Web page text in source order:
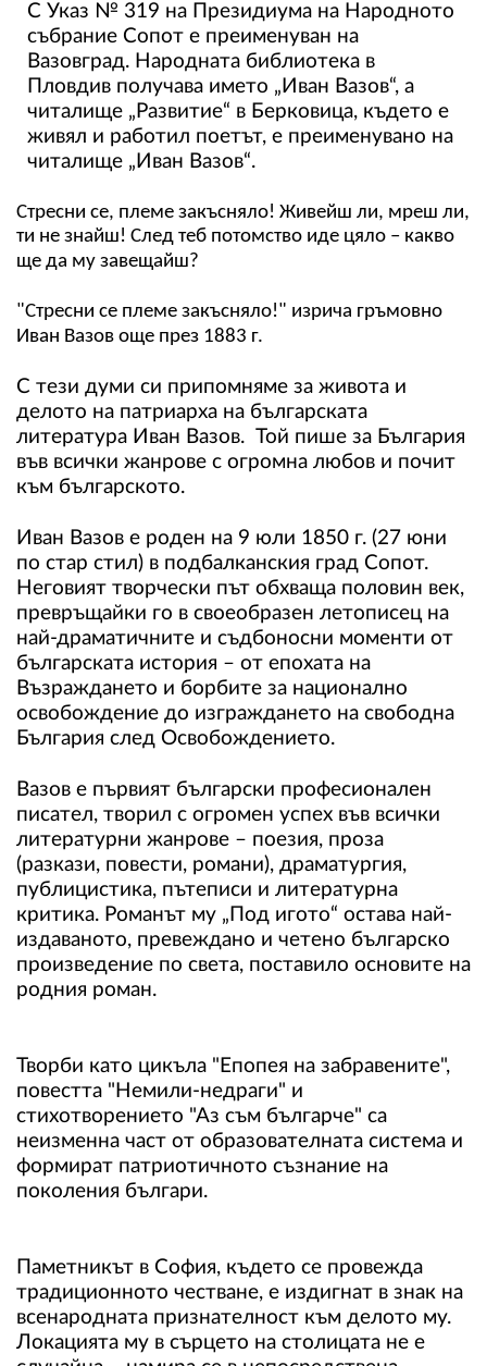
С Указ № 319 на Президиума на Народното
събрание Сопот е преименуван на
Вазовград. Народната библиотека в
Пловдив получава името „Иван Вазов“, а
читалище „Развитие“ в Берковица, където е
живял и работил поетът, е преименувано на
читалище „Иван Вазов“.
Стресни се, племе закъсняло! Живейш ли, мреш ли,
ти не знайш! След теб потомство иде цяло – какво
ще да му завещайш?
"Стресни се племе закъсняло!" изрича гръмовно
Иван Вазов още през 1883 г.
С тези думи си припомняме за живота и
делото на патриарха на българската
литература Иван Вазов. Той пише за България
във всички жанрове с огромна любов и почит
към българското.
Иван Вазов е роден на 9 юли 1850 г. (27 юни
по стар стил) в подбалканския град Сопот.
Неговият творчески път обхваща половин век,
превръщайки го в своеобразен летописец на
най-драматичните и съдбоносни моменти от
българската история – от епохата на
Възраждането и борбите за национално
освобождение до изграждането на свободна
България след Освобождението.
Вазов е първият български професионален
писател, творил с огромен успех във всички
литературни жанрове – поезия, проза
(разкази, повести, романи), драматургия,
публицистика, пътеписи и литературна
критика. Романът му „Под игото“ остава най-
издаваното, превеждано и четено българско
произведение по света, поставило основите на
родния роман.
Творби като цикъла "Епопея на забравените",
повестта "Немили-недраги" и
стихотворението "Аз съм българче" са
неизменна част от образователната система и
формират патриотичното съзнание на
поколения българи.
Паметникът в София, където се провежда
традиционното честване, е издигнат в знак на
всенародната признателност към делото му.
Локацията му в сърцето на столицата не е